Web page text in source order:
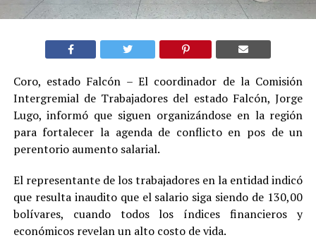
Coro, estado Falcón – El coordinador de la Comisión
Intergremial de Trabajadores del estado Falcón, Jorge
Lugo, informó que siguen organizándose en la región
para fortalecer la agenda de conflicto en pos de un
perentorio aumento salarial.
El representante de los trabajadores en la entidad indicó
que resulta inaudito que el salario siga siendo de 130,00
bolívares, cuando todos los índices financieros y
económicos revelan un alto costo de vida.